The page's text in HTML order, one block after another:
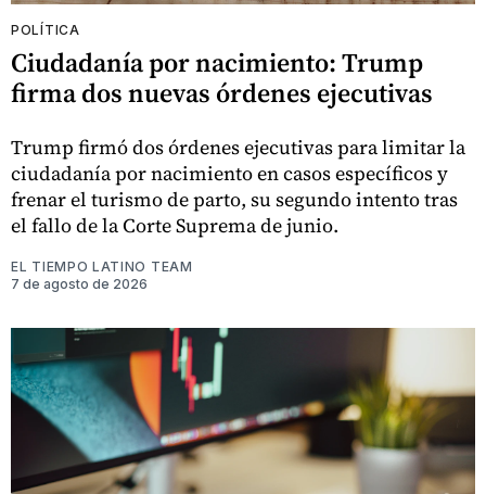
POLÍTICA
Ciudadanía por nacimiento: Trump
firma dos nuevas órdenes ejecutivas
Trump firmó dos órdenes ejecutivas para limitar la
ciudadanía por nacimiento en casos específicos y
frenar el turismo de parto, su segundo intento tras
el fallo de la Corte Suprema de junio.
EL TIEMPO LATINO TEAM
7 de agosto de 2026